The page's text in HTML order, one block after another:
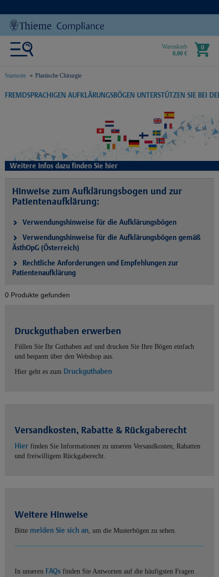
Warenkorb
0,00 €
0
Startseite Plastische Chirurgie
text.skipToContent
text.skipToNavigation
FREMDSPRACHIGEN AUFKLÄRUNGSBÖGEN UNTERSTÜTZEN SIE BEI
Weitere Infos dazu finden Sie hier
Hinweise zum Aufklärungsbogen und zur
Patientenaufklärung:
Verwendungshinweise für die Aufklärungsbögen
Verwendungshinweise für die Aufklärungsbögen gemäß
ÄsthOpG (Österreich)
Rechtliche Anforderungen und Empfehlungen zur
Patientenaufklärung
0 Produkte gefunden
Druckguthaben erwerben
Füllen Sie Ihr Guthaben auf und drucken Sie Ihre Bögen einfach
und bequem über den Webshop aus.
Hier geht es zum Druckguthaben
Versandkosten, Rabatte & Rückgaberecht
Hier finden Sie Informationen zu unseren Versandkosten, Rabatten
und freiwilligem Rückgaberecht.
Weitere Hinweise
Bitte melden Sie sich an, um die Musterbögen zu sehen.
In unseren FAQs finden Sie Antworten auf die häufigsten Fragen